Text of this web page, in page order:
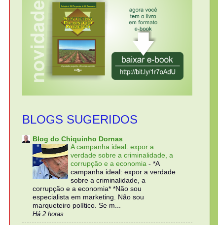
BLOGS SUGERIDOS
Blog do Chiquinho Dornas
A campanha ideal: expor a
verdade sobre a criminalidade, a
corrupção e a economia - *A
campanha ideal: expor a verdade
sobre a criminalidade, a
corrupção e a economia* *Não sou
especialista em marketing. Não sou
marqueteiro político. Se m...
Há 2 horas